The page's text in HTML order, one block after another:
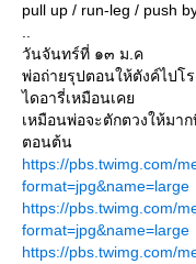
pull up / run-leg / push
วันจันทร์ที่ ๑๓ ม.ค
พ่อถ่ายรุปตอนให้ตังค์ไปโ
ไดอารี่เหมือนเคย
เหมือนพ่อจะตักตวงให้มา
ตอนต้น
https://pbs.twimg.com/
format=jpg&name=large
https://pbs.twimg.com/
format=jpg&name=large
https://pbs.twimg.com/